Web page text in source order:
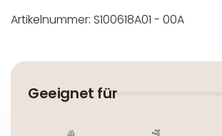
Artikelnummer: S100618A01 - 00A
Maschinenwäsche bis 30°C
Nicht bügeln
In der EU niedergelassener
Geeignet für